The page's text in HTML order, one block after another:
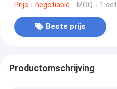
Prijs：negotiable MOQ：1 set
Beste prijs
Productomschrijving